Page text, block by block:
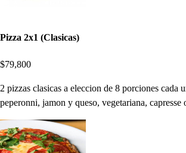
Pizza 2x1 (Clasicas)
$79,800
2 pizzas clasicas a eleccion de 8 porciones cada
peperonni, jamon y queso, vegetariana, capresse